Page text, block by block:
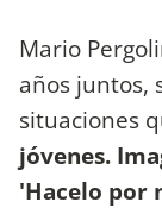
Mario
años juntos,
situaciones
jóvenes.
'Hacelo por